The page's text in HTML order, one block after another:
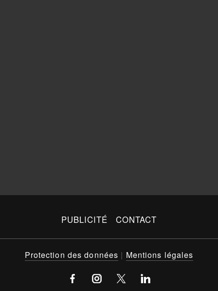
PUBLICITÉ CONTACT
Protection des données | Mentions légales